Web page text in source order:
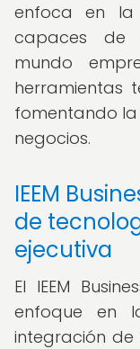
enfoca en la
capaces de
mundo
herramientas
fomentando la
negocios.
IEEM
de
ejecutiva
El IEEM
enfoque en
integración